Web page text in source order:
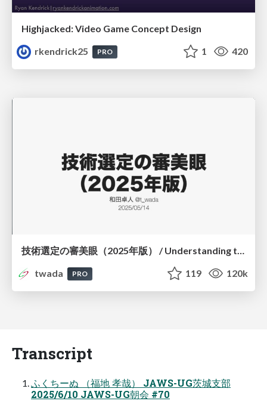
Highjacked: Video Game Concept Design
rkendrick25
PRO 1 420
技術選定の審美眼（2025年版） / Understanding the Spiral of Technologies 2025 edition
twada
PRO 119 120k
Transcript
ふくちーぬ （福地 孝哉） JAWS-UG茨城支部
2025/6/10 JAWS-UG朝会 #70